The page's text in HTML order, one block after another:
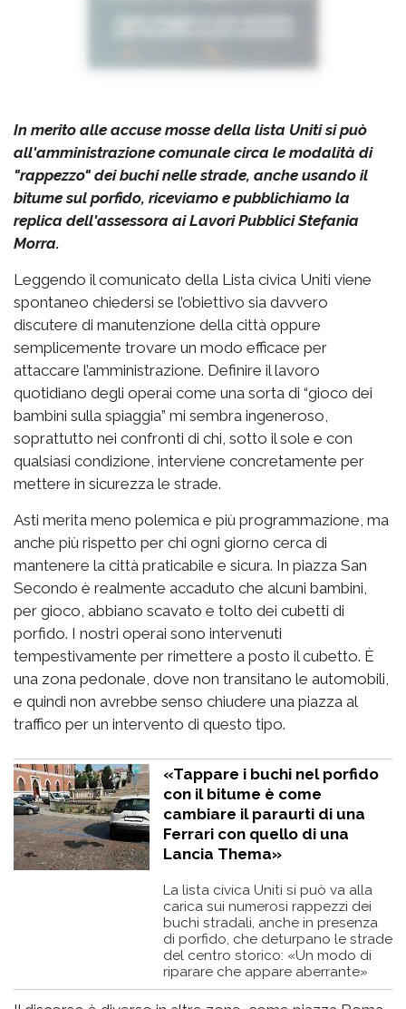
In merito alle accuse mosse della lista Uniti si può
all'amministrazione comunale circa le modalità di
"rappezzo" dei buchi nelle strade, anche usando il
bitume sul porfido, riceviamo e pubblichiamo la
replica dell'assessora ai Lavori Pubblici Stefania
Morra.
Leggendo il comunicato della Lista civica Uniti viene
spontaneo chiedersi se l’obiettivo sia davvero
discutere di manutenzione della città oppure
semplicemente trovare un modo efficace per
attaccare l’amministrazione. Definire il lavoro
quotidiano degli operai come una sorta di “gioco dei
bambini sulla spiaggia” mi sembra ingeneroso,
soprattutto nei confronti di chi, sotto il sole e con
qualsiasi condizione, interviene concretamente per
mettere in sicurezza le strade.
Asti merita meno polemica e più programmazione, ma
anche più rispetto per chi ogni giorno cerca di
mantenere la città praticabile e sicura. In piazza San
Secondo è realmente accaduto che alcuni bambini,
per gioco, abbiano scavato e tolto dei cubetti di
porfido. I nostri operai sono intervenuti
tempestivamente per rimettere a posto il cubetto. È
una zona pedonale, dove non transitano le automobili,
e quindi non avrebbe senso chiudere una piazza al
traffico per un intervento di questo tipo.
«Tappare i buchi nel porfido
con il bitume è come
cambiare il paraurti di una
Ferrari con quello di una
Lancia Thema»
La lista civica Uniti si può va alla
carica sui numerosi rappezzi dei
buchi stradali, anche in presenza
di porfido, che deturpano le strade
del centro storico: «Un modo di
riparare che appare aberrante»